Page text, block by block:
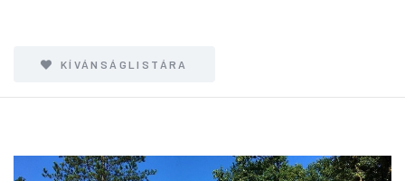
KÍVÁNSÁGLISTÁRA